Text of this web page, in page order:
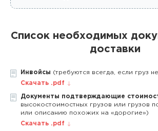
Список необходимых
доставки
Инвойсы (требуются всегда, если груз
Скачать .pdf
Документы подтверждающие
высокостоимостных грузов или грузов
или описанию похожих на «дорогие»)
Скачать .pdf